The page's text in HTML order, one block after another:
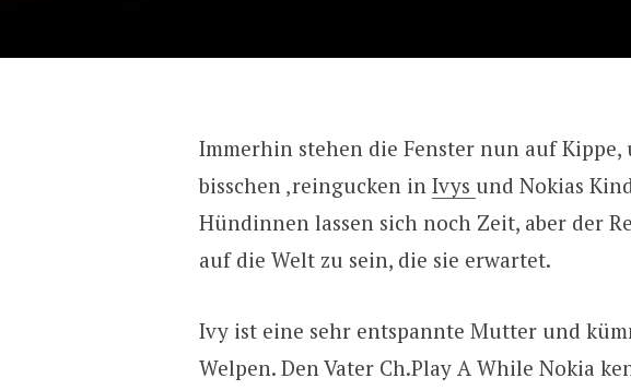
Immerhin stehen die Fenster nun auf Kippe,
bisschen ‚reingucken in Ivys und Nokias
Hündinnen lassen sich noch Zeit, aber der
auf die Welt zu sein, die sie erwartet.
Ivy ist eine sehr entspannte Mutter und
Welpen. Den Vater Ch.Play A While Nokia